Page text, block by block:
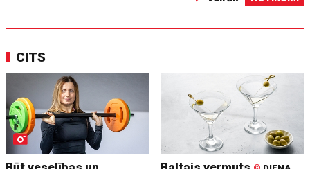
CITS